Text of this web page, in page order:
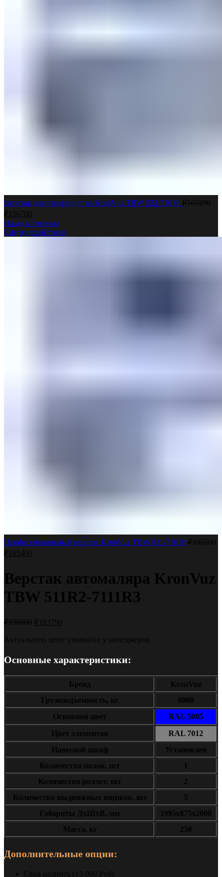
Верстак для производства KronVuz TBW 522-7101Р ₽165290
₽ 156700
Назад к товарам
Следующий товар
Профессиональный верстак KronVuz TBW 811-7101P₽195500
₽ 185400
Верстак автомаляра KronVuz
TBW 511R2-7111R3
₽196800 ₽ 183790
Актуальную цену узнавайте у менеджеров
Основные характеристики:
Бренд
KronVuz
Грузоподъемность, кг
6000
Основной цвет
RAL 5005
Цвет элементов
RAL 7012
Навесной шкаф
Установлен
Количество полок, шт
1
Количество роллет, шт
2
Количество выдвижных ящиков, шт
5
Габариты ДxШxВ, мм
1995х875х2000
Масса, кг
250
Дополнительные опции:
Своя надпись (+5 000 Руб)